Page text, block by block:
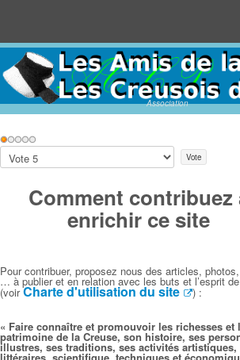
Association
Vote
utilisateur:
Veuillez
voter
Comment contribuez
enrichir ce site
Pour contribuer, proposez nous des articles,
… à publier et en relation avec les buts et l’esprit
(voirCharte d'utilisation du site ) :
« Faire connaître et promouvoir les richesses et
patrimoine de la Creuse, son histoire, ses
illustres, ses traditions, ses activités artistiques,
littéraires, scientifique, techniques et